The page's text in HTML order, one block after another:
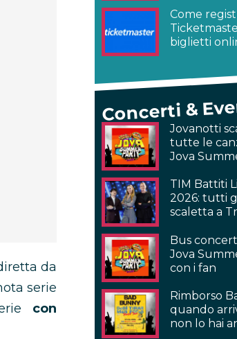
da
serie
con
Come
biglietti
Concerti &
Jovanotti
tutte le
Jova
TIM Battiti
2026: tutti
scaletta a
Bus
Jova
con i fan
Rimborso
quando
non lo hai